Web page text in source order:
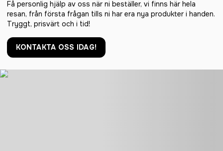
Få personlig hjälp av oss när ni beställer, vi finns här hela
resan, från första frågan tills ni har era nya produkter i handen.
Tryggt, prisvärt och i tid!
KONTAKTA OSS IDAG!